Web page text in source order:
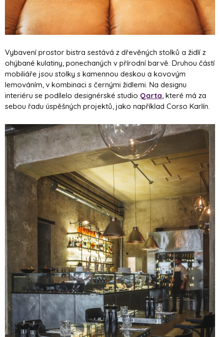
Vybavení prostor bistra sestává z dřevěných stolků a židlí z
ohýbané kulatiny, ponechaných v přírodní barvě. Druhou částí
mobiliáře jsou stolky s kamennou deskou a kovovým
lemováním, v kombinaci s černými židlemi. Na designu
interiéru se podílelo designérské studio Qarta, které má za
sebou řadu úspěšných projektů, jako například Corso Karlín.